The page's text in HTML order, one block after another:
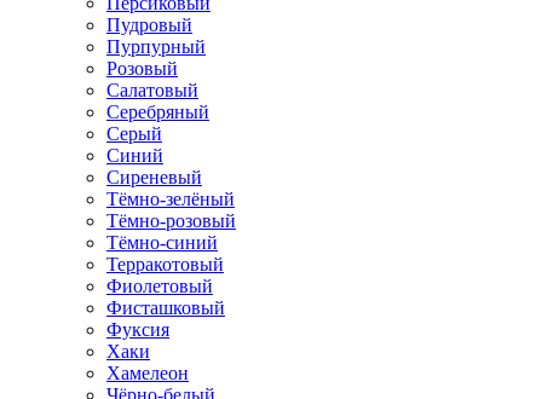
Пудровый
Пурпурный
Розовый
Салатовый
Серебряный
Серый
Синий
Сиреневый
Тёмно-зелёный
Тёмно-розовый
Тёмно-синий
Терракотовый
Фиолетовый
Фисташковый
Фуксия
Хаки
Хамелеон
Чёрно-белый